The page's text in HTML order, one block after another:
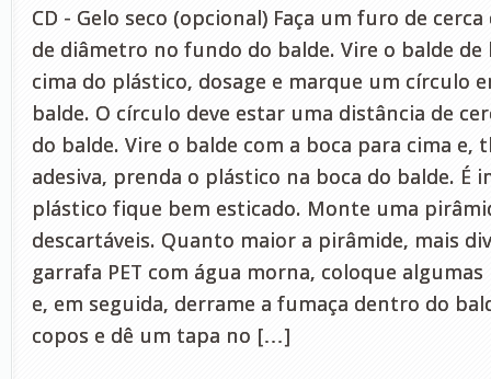
CD - Gelo seco (opcional) Faça um furo de
de diâmetro no fundo do balde. Vire o balde de
cima do plástico, dosage e marque um círculo
balde. O círculo deve estar uma distância de
do balde. Vire o balde com a boca para cima e,
adesiva, prenda o plástico na boca do balde. É
plástico fique bem esticado. Monte uma
descartáveis. Quanto maior a pirâmide, mais
garrafa PET com água morna, coloque algumas
e, em seguida, derrame a fumaça dentro do
copos e dê um tapa no […]